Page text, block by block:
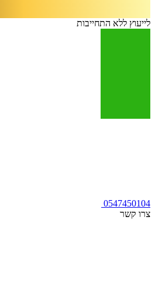
לייעוץ ללא התחייבות
0547450104
צרו קשר